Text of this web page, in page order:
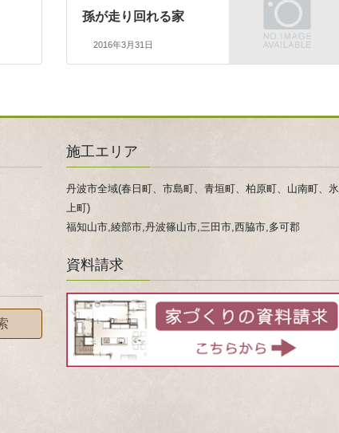
孫が走り回れる家
2016年3月31日
施工エリア
丹波市全域(春日町、市島町、青垣町、柏原町、山南町、氷
上町)
福知山市,綾部市,丹波篠山市,三田市,西脇市,多可郡
資料請求